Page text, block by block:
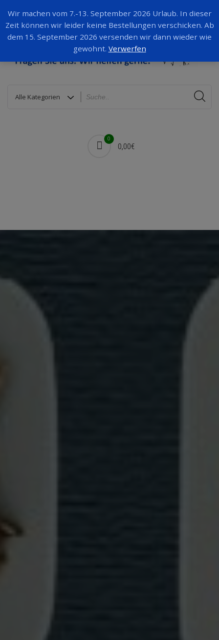
0
0,00€
Wir machen vom 7.-13. September 2026 Urlaub. In dieser
Zeit können wir leider keine Bestellungen verschicken. Ab
dem 15. September 2026 versenden wir dann wieder wie
gewohnt. Verwerfen